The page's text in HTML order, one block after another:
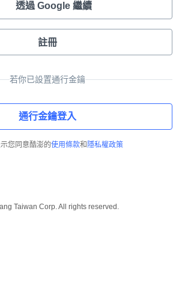
透過 Google 繼續
註冊
若你已設置通行金鑰
通行金鑰登入
您同意酷澎的使用條款和 隱私權政策
Taiwan Corp. All rights reserved.